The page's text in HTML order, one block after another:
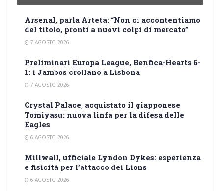
Arsenal, parla Arteta: “Non ci accontentiamo
del titolo, pronti a nuovi colpi di mercato”
7 AGOSTO 2026
Preliminari Europa League, Benfica-Hearts 6-
1: i Jambos crollano a Lisbona
7 AGOSTO 2026
Crystal Palace, acquistato il giapponese
Tomiyasu: nuova linfa per la difesa delle
Eagles
6 AGOSTO 2026
Millwall, ufficiale Lyndon Dykes: esperienza
e fisicità per l’attacco dei Lions
6 AGOSTO 2026